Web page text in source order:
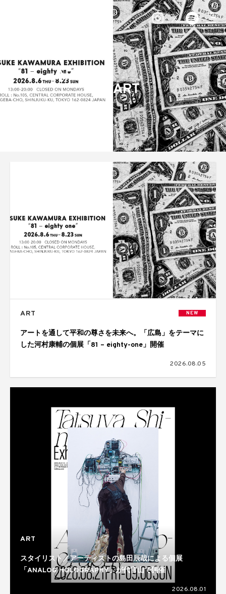
ARCHIVE
ART
ART NEW
アートを通して平和の尊さを未来へ。「広島」をテーマに
した河村康輔の個展「81 – eighty-one」開催
2026.08.05
ART
スタイリスト／アーティストの島田辰哉による個展
「ANALOG HOLOGRAPHY」が代官山で開催
2026.08.01